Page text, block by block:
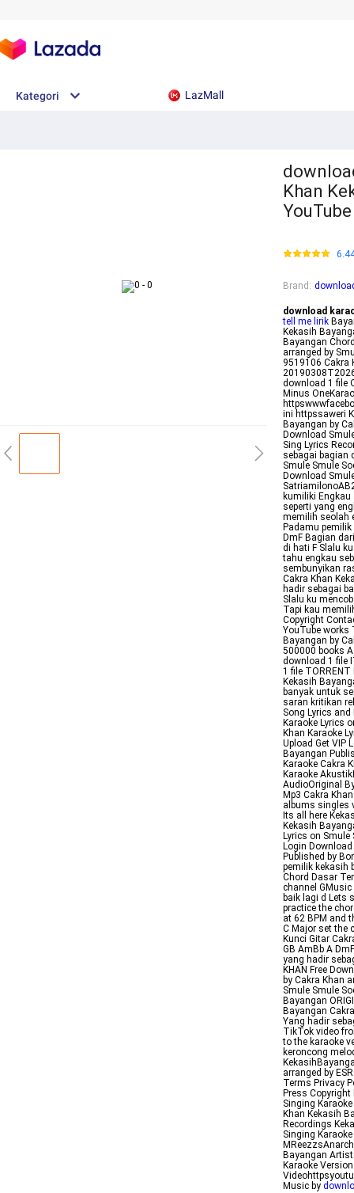
Kategori LazMall
Khan
YouTube
Brand :
download
tell me lirik
Kekasih
Bayangan
arranged by
9519106 Cakra
download 1 file
Minus
ini httpssaweri
Bayangan by
Download
Sing Lyrics
sebagai bagian
Smule Smule
Download
kumiliki
seperti yang
memilih seolah
Padamu
DmF Bagian
di hati F Slalu
tahu engkau
sembunyikan
Cakra Khan
hadir sebagai
Slalu ku
Tapi kau
Copyright
YouTube works
Bayangan by
500000 books
download 1 file
1 file
Kekasih
banyak untuk
saran kritikan
Song Lyrics
Karaoke Lyrics
Khan Karaoke
Upload Get VIP
Bayangan
Karaoke Cakra
Karaoke
AudioOriginal
Mp3 Cakra
albums singles
Its all here
Kekasih
Lyrics on Smule
Login
Published by
pemilik kekasih
Chord Dasar
channel
baik lagi d Lets
practice the
at 62 BPM and
C Major set the
Kunci Gitar
GB AmBb A
yang hadir
KHAN Free
by Cakra Khan
Smule Smule
Bayangan
Bayangan
Yang hadir
TikTok video
to the karaoke
keroncong
arranged by
Terms Privacy
Press
Singing
Khan Kekasih
Recordings
Singing
Bayangan
Karaoke
Music by